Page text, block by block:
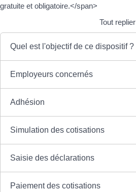
gratuite et obligatoire.</span>
Tout replier
Quel est l'objectif de ce dispositif ?
Employeurs concernés
Adhésion
Simulation des cotisations
Saisie des déclarations
Paiement des cotisations